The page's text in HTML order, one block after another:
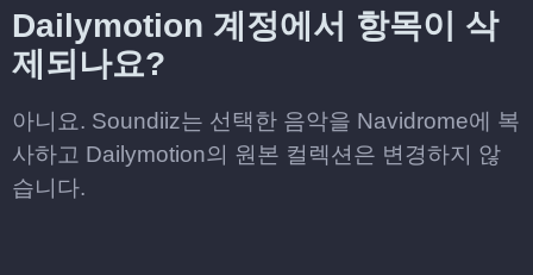
Dailymotion 계정에서 항목이 삭
제되나요?
아니요. Soundiiz는 선택한 음악을 Navidrome에 복
사하고 Dailymotion의 원본 컬렉션은 변경하지 않
습니다.